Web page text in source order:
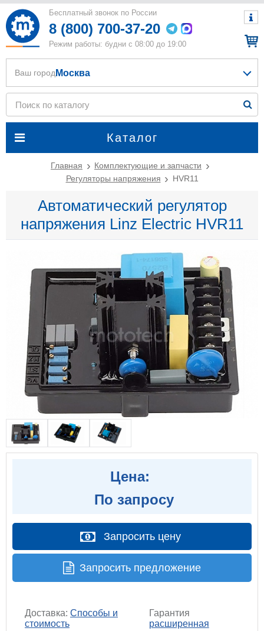
Бесплатный звонок по России
8 (800) 700-37-20
Режим работы: будни с 08:00 до 19:00
Каталог
Ваш город Москва
Главная
Комплектующие и запчасти
Регуляторы напряжения
HVR11
Автоматический регулятор
напряжения Linz Electric HVR11
Цена:
По запросу
Запросить цену
Запросить предложение
Доставка: Способы и
стоимость
Гарантия
расширенная